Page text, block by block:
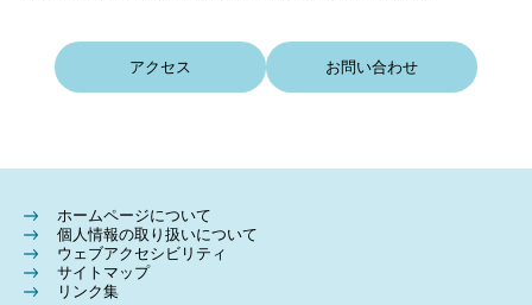
アクセス お問い合わせ
ホームページについて
個人情報の取り扱いについて
ウェブアクセシビリティ
サイトマップ
リンク集